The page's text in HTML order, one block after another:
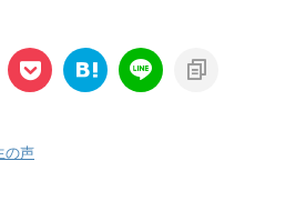
の声